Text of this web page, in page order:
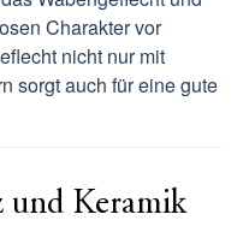
Charakter vor
nicht nur mit
sorgt auch für eine gute
und Keramik